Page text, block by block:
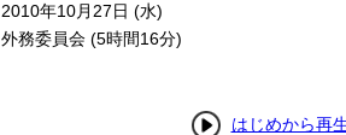
2010年10月27日 (水)
外務委員会 (5時間16分)
はじめから再